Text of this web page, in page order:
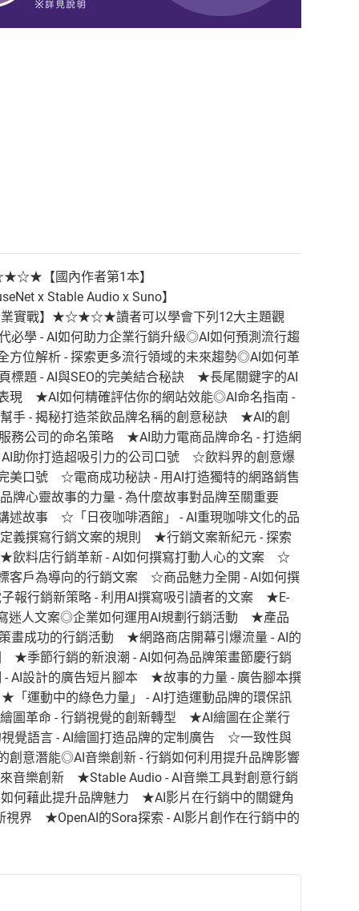
【國內作者第1本】
Stable Audio x Suno】
】★☆★☆★讀者可以學會下列12大主題觀
學 - AI如何助力企業行銷升級◎AI如何預測流行趨
位解析 - 探索更多流行領域的未來趨勢◎AI如何革
題 - AI與SEO的完美結合秘訣 ★長尾關鍵字的AI
現 ★AI如何精確評估你的網站效能◎AI命名指南 -
- 揭秘打造茶飲品牌名稱的創意秘訣 ★AI的創
務公司的命名策略 ★AI助力電商品牌命名 - 打造網
助你打造超吸引力的公司口號 ☆飲料界的創意爆
美口號 ☆電商成功秘訣 - 用AI打造獨特的網路銷售
心靈故事的力量 - 為什麼故事對品牌至關重要
述故事 ☆「日夜咖啡酒館」 - AI重現咖啡文化的品
義撰寫行銷文案的規則 ★行銷文案新紀元 - 探索
飲料店行銷革新 - AI如何撰寫打動人心的文案 ☆
客戶為導向的行銷文案 ☆商品魅力全開 - AI如何撰
報行銷新策略 - 利用AI撰寫吸引讀者的文案 ★E-
迷人文案◎企業如何運用AI規劃行銷活動 ★產品
畫成功的行銷活動 ★網路商店開幕引爆流量 - AI的
季節行銷的新浪潮 - AI如何為品牌策畫節慶行銷
AI設計的廣告短片腳本 ★故事的力量 - 廣告腳本撰
運動中的綠色力量」 - AI打造運動品牌的環保訊
圖革命 - 行銷視覺的創新轉型 ★AI繪圖在企業行
覺語言 - AI繪圖打造品牌的定制廣告 ☆一致性與
意潛能◎AI音樂創新 - 行銷如何利用提升品牌影響
音樂創新 ★Stable Audio - AI音樂工具對創意行銷
何藉此提升品牌魅力 ★AI影片在行銷中的關鍵角
界 ★OpenAI的Sora探索 - AI影片創作在行銷中的